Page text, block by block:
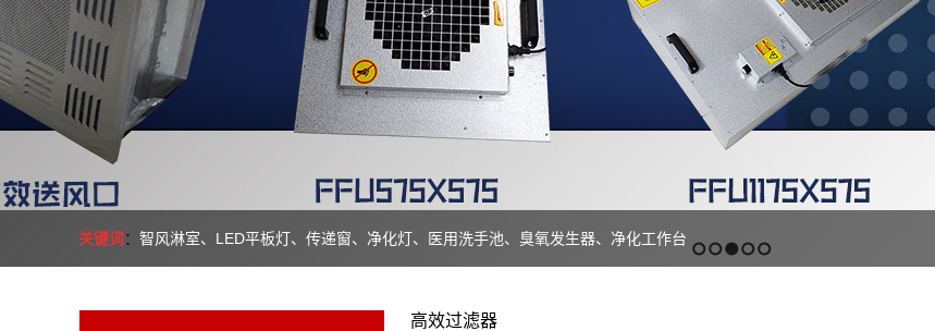
1 2 3 4 5
关键词 ： 智风淋室、LED平板灯、传递窗、净化灯、医用洗手池、臭氧发生器、净化工作台
高效过滤器